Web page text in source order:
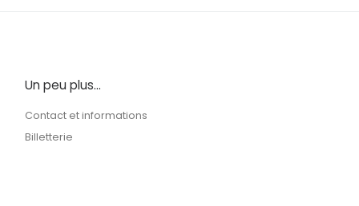
Un peu plus…
Contact et informations
Billetterie